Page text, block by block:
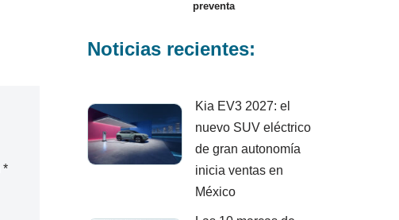
*
preventa
Noticias recientes:
Kia EV3 2027: el
nuevo SUV eléctrico
de gran autonomía
inicia ventas en
México